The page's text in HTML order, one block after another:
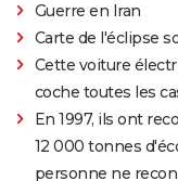
Guerre en Iran
Carte de l'éclipse
Cette voiture
coche toutes les
En 1997, ils ont
12 000 tonnes
personne ne